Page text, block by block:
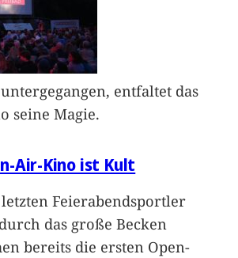
entfaltet das
seine Magie.
Air-Kino ist Kult
Feierabendsportler
das große Becken
bereits die ersten Open-